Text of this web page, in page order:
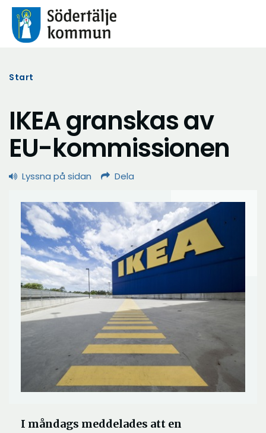
Start
IKEA granskas av
EU-kommissionen
Lyssna på sidan Dela
I måndags meddelades att en